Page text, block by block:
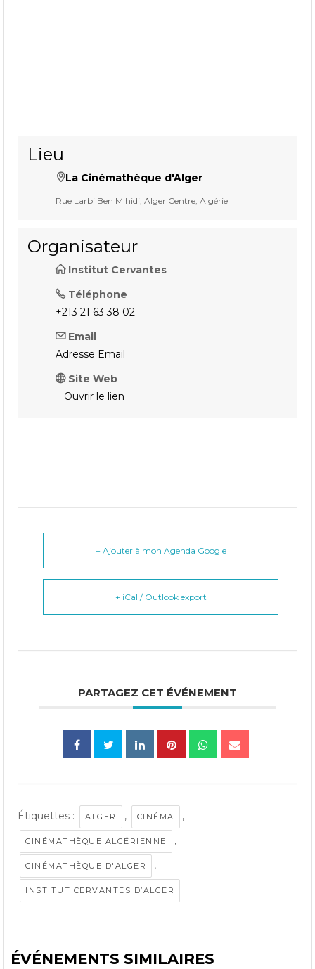
Lieu
La Cinémathèque d'Alger
Rue Larbi Ben M'hidi, Alger Centre, Algérie
Organisateur
Institut Cervantes
Téléphone
+213 21 63 38 02
Email
Adresse Email
Site Web
Ouvrir le lien
+ Ajouter à mon Agenda Google
+ iCal / Outlook export
PARTAGEZ CET ÉVÉNEMENT
Étiquettes : ALGER , CINÉMA ,
CINÉMATHÈQUE ALGÉRIENNE ,
CINÉMATHÈQUE D'ALGER ,
INSTITUT CERVANTES D’ALGER
ÉVÉNEMENTS SIMILAIRES